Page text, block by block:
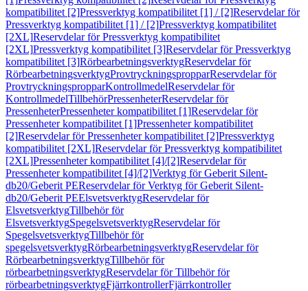
kompatibilitet [2]Pressverktyg kompatibilitet [1] / [2]Reservdelar för
Pressverktyg kompatibilitet [1] / [2]Pressverktyg kompatibilitet
[2XL]Reservdelar för Pressverktyg kompatibilitet
[2XL]Pressverktyg kompatibilitet [3]Reservdelar för Pressverktyg
kompatibilitet [3]RörbearbetningsverktygReservdelar för
RörbearbetningsverktygProvtryckningspropparReservdelar för
ProvtryckningspropparKontrollmedelReservdelar för
KontrollmedelTillbehörPressenheterReservdelar för
PressenheterPressenheter kompatibilitet [1]Reservdelar för
Pressenheter kompatibilitet [1]Pressenheter kompatibilitet
[2]Reservdelar för Pressenheter kompatibilitet [2]Pressverktyg
kompatibilitet [2XL]Reservdelar för Pressverktyg kompatibilitet
[2XL]Pressenheter kompatibilitet [4]/[2]Reservdelar för
Pressenheter kompatibilitet [4]/[2]Verktyg för Geberit Silent-
db20/Geberit PEReservdelar för Verktyg för Geberit Silent-
db20/Geberit PEElsvetsverktygReservdelar för
ElsvetsverktygTillbehör för
ElsvetsverktygSpegelsvetsverktygReservdelar för
SpegelsvetsverktygTillbehör för
spegelsvetsverktygRörbearbetningsverktygReservdelar för
RörbearbetningsverktygTillbehör för
rörbearbetningsverktygReservdelar för Tillbehör för
rörbearbetningsverktygFjärrkontrollerFjärrkontroller